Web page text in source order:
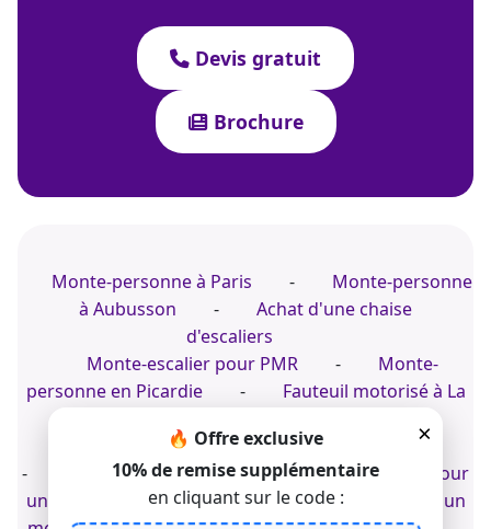
Devis gratuit
Brochure
×
🔥 Offre exclusive
10% de remise supplémentaire
en cliquant sur le code :
Monte-personne à Paris -
Monte-personne
à Aubusson
-
Achat d'une chaise
d'escaliers
Monte-escalier pour PMR
-
Monte-
personne en Picardie
-
Fauteuil motorisé à La
Installer un fauteuil électrique dans un escalier
-
Conseil sur une chaise élévatrice motorisée pour
un escalier intérieur
-
Installation rapide d'un